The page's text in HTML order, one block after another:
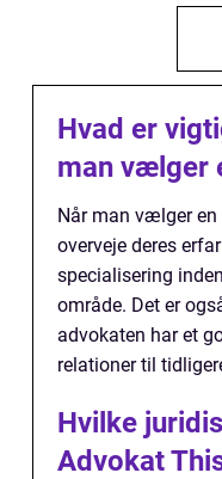
Hvad er
man vælger
Når man vælger
overveje deres
specialisering
område. Det er
advokaten har et
relationer til
Hvilke
Advokat